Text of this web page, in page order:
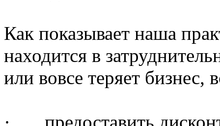
Как показывает наша
находится в
или вовсе теряет бизнес,
· предоставить